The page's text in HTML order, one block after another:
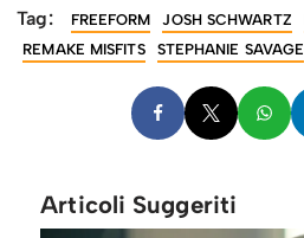
Tag: FREEFORM JOSH SCHWARTZ
REMAKE MISFITS
STEPHANIE SAVAGE
Articoli Suggeriti